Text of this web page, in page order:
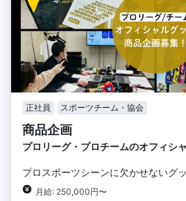
正社員 スポーツチーム・協会
商品企画
プロリーグ・プロチームのオフィシ
プロスポーツシーンに欠かせないグ
月給: 250,000円〜